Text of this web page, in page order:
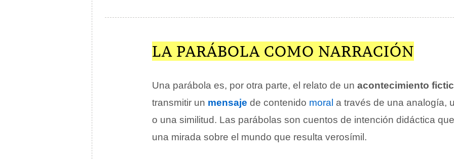
LA PARÁBOLA COMO NARRACIÓN
Una parábola es, por otra parte, el relato de un acontecimiento
transmitir un mensaje de contenido moral a través de una analogía,
o una similitud. Las parábolas son cuentos de intención didáctica
una mirada sobre el mundo que resulta verosímil.